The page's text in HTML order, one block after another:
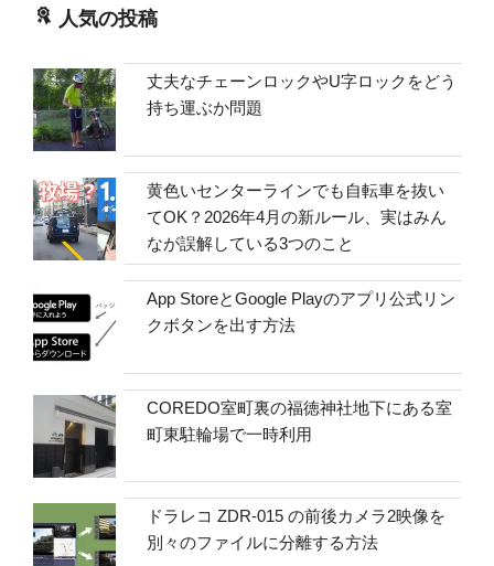
人気の投稿
丈夫なチェーンロックやU字ロックをどう
持ち運ぶか問題
黄色いセンターラインでも自転車を抜い
てOK？2026年4月の新ルール、実はみん
なが誤解している3つのこと
App StoreとGoogle Playのアプリ公式リン
クボタンを出す方法
COREDO室町裏の福徳神社地下にある室
町東駐輪場で一時利用
ドラレコ ZDR-015 の前後カメラ2映像を
別々のファイルに分離する方法